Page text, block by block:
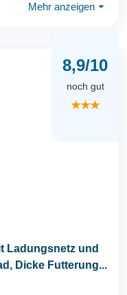
Mehr anzeigen ⏷
8,9/10
noch gut
★★★
Ladungsnetz und
Dicke Futterung...